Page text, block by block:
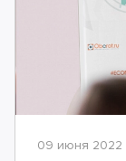
09 июня 2022